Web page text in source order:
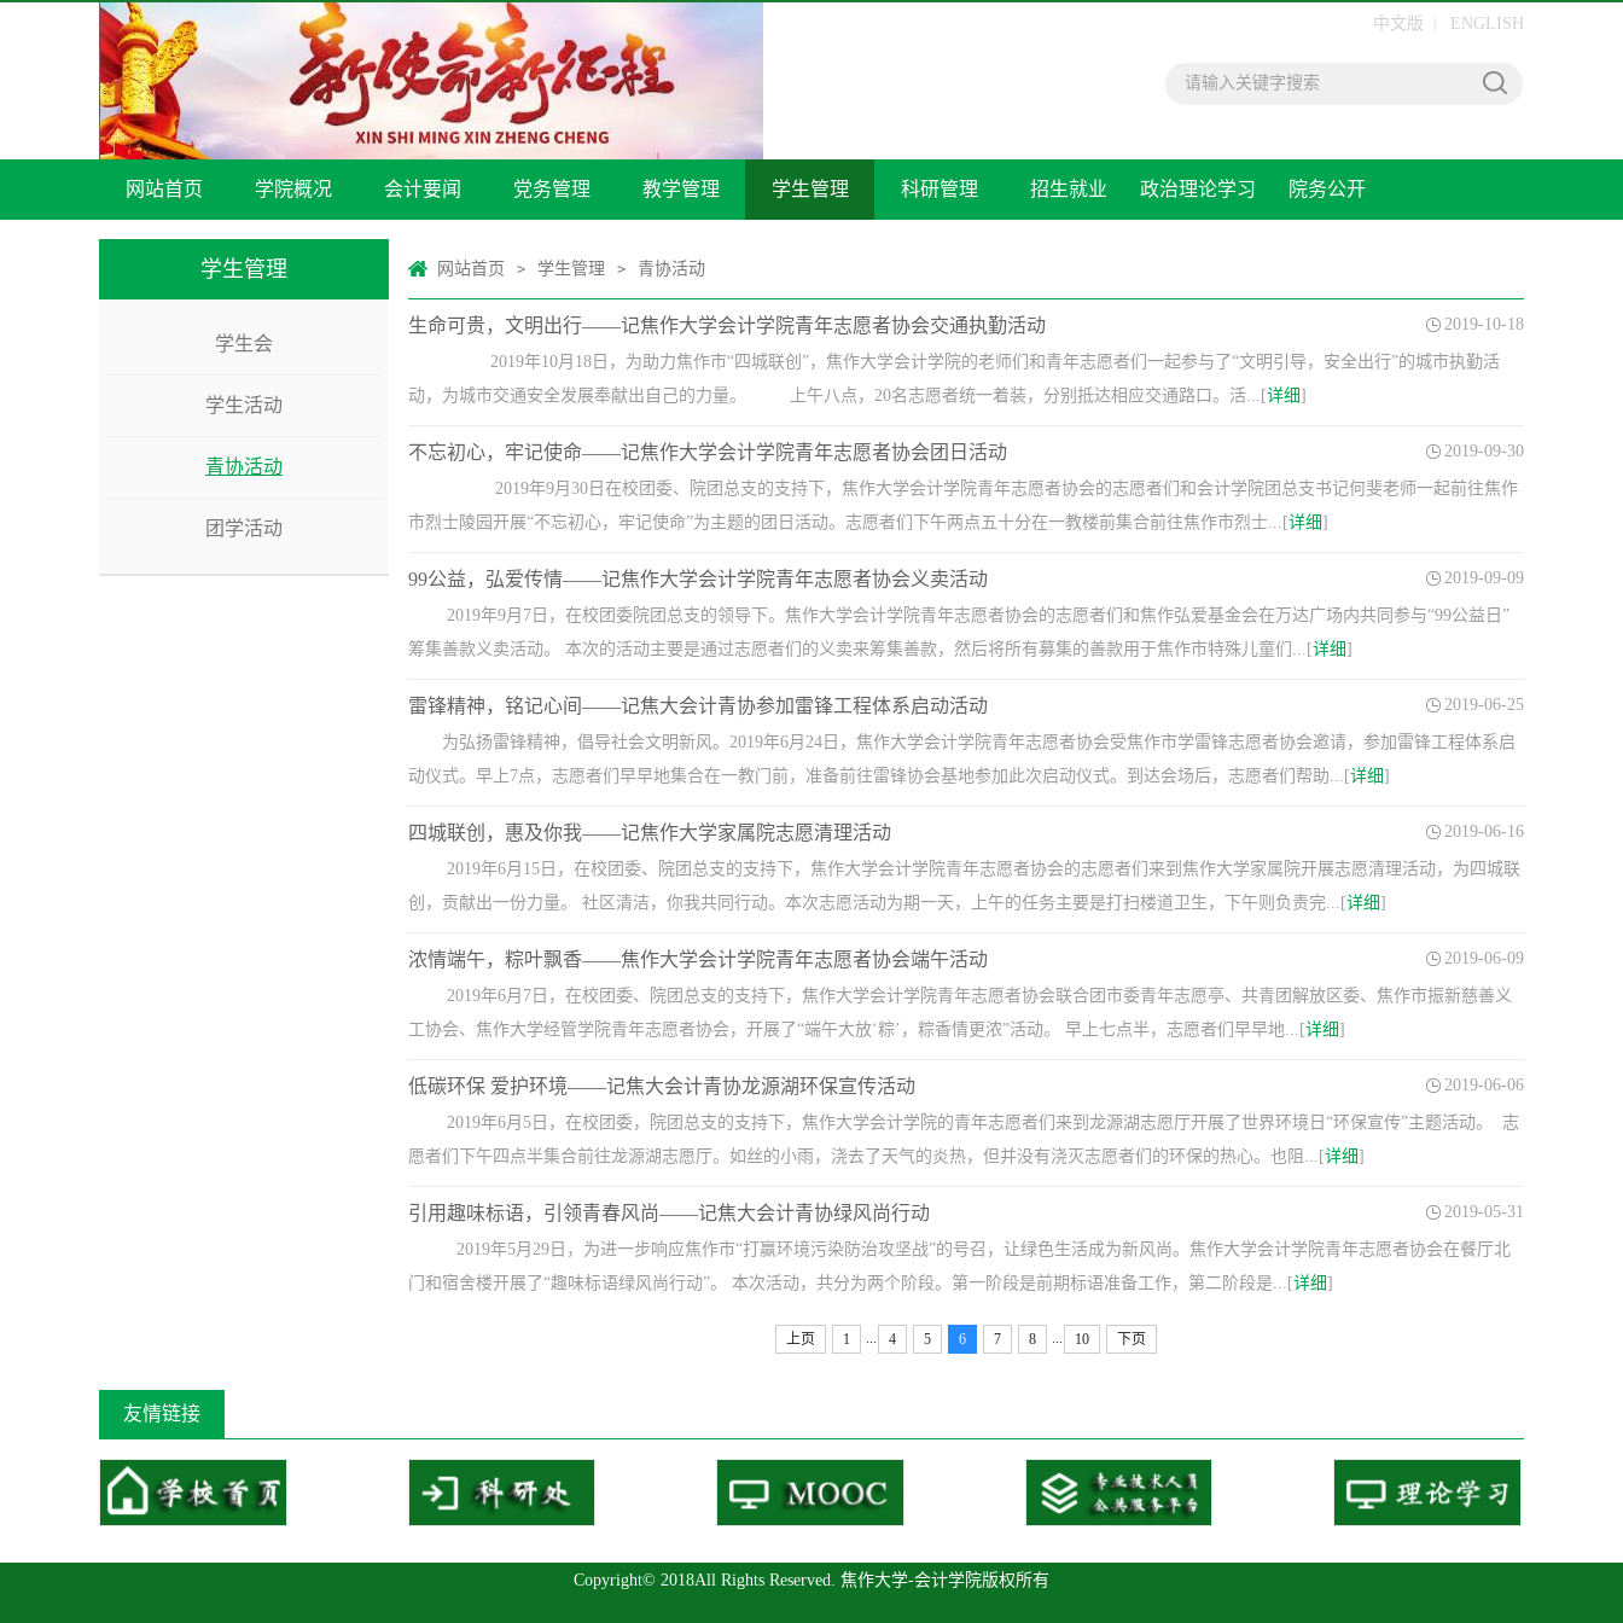
中文版 ENGLISH
网站首页 学院概况 会计要闻 党务管理 教学管理 学生管理 科研管理 招生就业 政治理论学习 院务公开
学生管理
学生会
学生活动
青协活动
团学活动
网站首页 > 学生管理 > 青协活动
生命可贵，文明出行——记焦作大学会计学院青年志愿者协会交通执勤活动 2019-10-18
2019年10月18日，为助力焦作市“四城联创”，焦作大学会计学院的老师们和青年志愿者们一起参与了“文明引导，安全出行”的城市执勤活
动，为城市交通安全发展奉献出自己的力量。 上午八点，20名志愿者统一着装，分别抵达相应交通路口。活...[详细]
不忘初心，牢记使命——记焦作大学会计学院青年志愿者协会团日活动 2019-09-30
2019年9月30日在校团委、院团总支的支持下，焦作大学会计学院青年志愿者协会的志愿者们和会计学院团总支书记何斐老师一起前往焦作
市烈士陵园开展“不忘初心，牢记使命”为主题的团日活动。志愿者们下午两点五十分在一教楼前集合前往焦作市烈士...[详细]
99公益，弘爱传情——记焦作大学会计学院青年志愿者协会义卖活动 2019-09-09
​2019年9月7日，在校团委院团总支的领导下。焦作大学会计学院青年志愿者协会的志愿者们和焦作弘爱基金会在万达广场内共同参与“99公益日”
筹集善款义卖活动。 本次的活动主要是通过志愿者们的义卖来筹集善款，然后将所有募集的善款用于焦作市特殊儿童们...[详细]
雷锋精神，铭记心间——记焦大会计青协参加雷锋工程体系启动活动 2019-06-25
为弘扬雷锋精神，倡导社会文明新风。2019年6月24日，焦作大学会计学院青年志愿者协会受焦作市学雷锋志愿者协会邀请，参加雷锋工程体系启
动仪式。早上7点，志愿者们早早地集合在一教门前，准备前往雷锋协会基地参加此次启动仪式。到达会场后，志愿者们帮助...[详细]
四城联创，惠及你我——记焦作大学家属院志愿清理活动 2019-06-16
2019年6月15日，在校团委、院团总支的支持下，焦作大学会计学院青年志愿者协会的志愿者们来到焦作大学家属院开展志愿清理活动，为四城联
创，贡献出一份力量。 社区清洁，你我共同行动。本次志愿活动为期一天，上午的任务主要是打扫楼道卫生，下午则负责完...[详细]
浓情端午，粽叶飘香——焦作大学会计学院青年志愿者协会端午活动 2019-06-09
2019年6月7日，在校团委、院团总支的支持下，焦作大学会计学院青年志愿者协会联合团市委青年志愿亭、共青团解放区委、焦作市振新慈善义
工协会、焦作大学经管学院青年志愿者协会，开展了“端午大放‘粽’，粽香情更浓”活动。 早上七点半，志愿者们早早地...[详细]
低碳环保 爱护环境——记焦大会计青协龙源湖环保宣传活动 2019-06-06
2019年6月5日，在校团委，院团总支的支持下，焦作大学会计学院的青年志愿者们来到龙源湖志愿厅开展了世界环境日“环保宣传”主题活动。 志
愿者们下午四点半集合前往龙源湖志愿厅。如丝的小雨，浇去了天气的炎热，但并没有浇灭志愿者们的环保的热心。也阻...[详细]
引用趣味标语，引领青春风尚——记焦大会计青协绿风尚行动 2019-05-31
​ 2019年5月29日，为进一步响应焦作市“打赢环境污染防治攻坚战”的号召，让绿色生活成为新风尚。焦作大学会计学院青年志愿者协会在餐厅北
门和宿舍楼开展了“趣味标语绿风尚行动”。 本次活动，共分为两个阶段。第一阶段是前期标语准备工作，第二阶段是...[详细]
上页 1 4 5 6 7 8 10 下页
友情链接
Copyright© 2018All Rights Reserved. 焦作大学-会计学院版权所有